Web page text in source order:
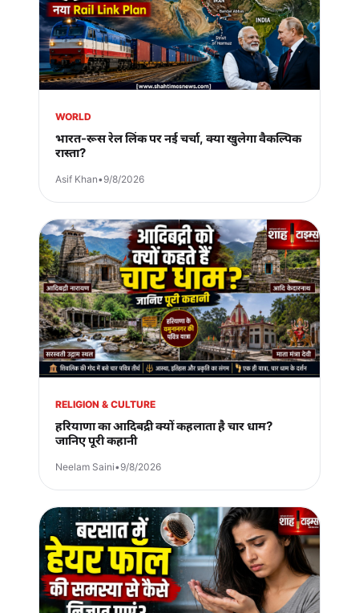
WORLD
भारत-रूस रेल लिंक पर नई चर्चा, क्या खुलेगा वैकल्पिक
रास्ता?
Asif Khan•9/8/2026
RELIGION & CULTURE
हरियाणा का आदिबद्री क्यों कहलाता है चार धाम?
जानिए पूरी कहानी
Neelam Saini•9/8/2026